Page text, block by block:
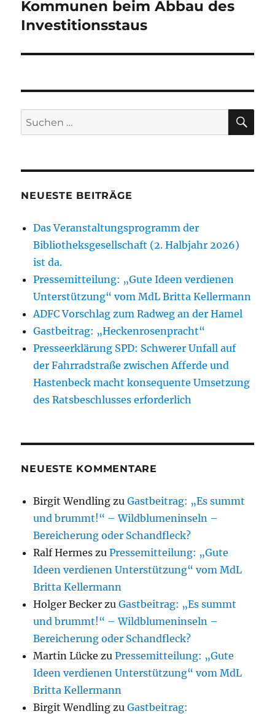
Kommunen beim Abbau des
Investitionsstaus
Suchen
nach:
NEUESTE BEITRÄGE
Das Veranstaltungsprogramm der
Bibliotheksgesellschaft (2. Halbjahr 2026)
ist da.
Pressemitteilung: „Gute Ideen verdienen
Unterstützung“ vom MdL Britta Kellermann
ADFC Vorschlag zum Radweg an der Hamel
Gastbeitrag: „Heckenrosenpracht“
Presseerklärung SPD: Schwerer Unfall auf
der Fahrradstraße zwischen Afferde und
Hastenbeck macht konsequente Umsetzung
des Ratsbeschlusses erforderlich
NEUESTE KOMMENTARE
Birgit Wendling zuGastbeitrag: „Es summt
und brummt!“ – Wildblumeninseln –
Bereicherung oder Schandfleck?
Ralf Hermes zuPressemitteilung: „Gute
Ideen verdienen Unterstützung“ vom MdL
Britta Kellermann
Holger Becker zuGastbeitrag: „Es summt
und brummt!“ – Wildblumeninseln –
Bereicherung oder Schandfleck?
Martin Lücke zuPressemitteilung: „Gute
Ideen verdienen Unterstützung“ vom MdL
Britta Kellermann
Birgit Wendling zuGastbeitrag: